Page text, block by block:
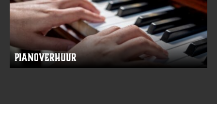
Pianoverhuur